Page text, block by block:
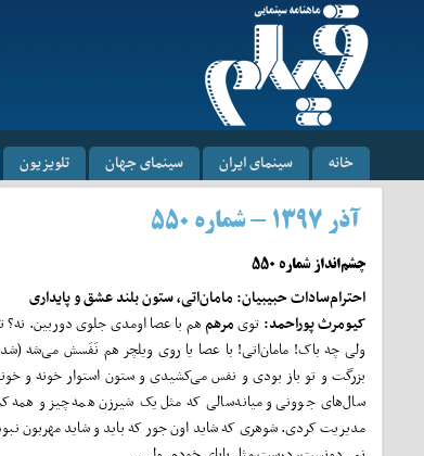
خانه سینمای ایران سینمای جهان تلویزیون
آذر ۱۳۹۷ - شماره ۵۵۰
چشم‌انداز شماره ۵۵۰
احترامسادات حبیبیان: ماماناتی، ستون بلند عشق و پایداری
کیومرث پوراحمد: تویمرهمهم با عصا اومدی جلوی دوربین.
ولی چه باک! مامان‌اتی! با عصا یا روی ویلچر هم نَفَسش می‌شه
بزرگت و تو باز بودی و نفس می‌کشیدی و ستون استوار خونه و
سال‌های جوونی و میانه‌سالی که مثل یک شیرزن همه‌چیز و
مدیریت کردی. شوهری که شاید اون جور که باید و شاید مهربون